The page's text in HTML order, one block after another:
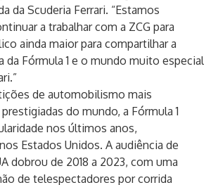
da Scuderia Ferrari. “Estamos
a trabalhar com a ZCG para
ainda maior para compartilhar a
da Fórmula 1 e o mundo muito especial
de automobilismo mais
do mundo, a Fórmula 1
nos últimos anos,
Estados Unidos. A audiência de
dobrou de 2018 a 2023, com uma
de telespectadores por corrida